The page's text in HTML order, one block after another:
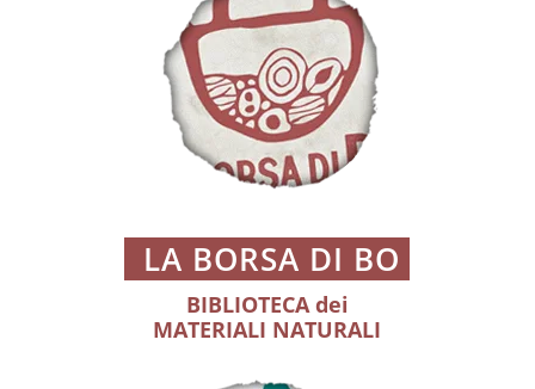
LA BORSA DI BO
BIBLIOTECA dei
MATERIALI NATURALI